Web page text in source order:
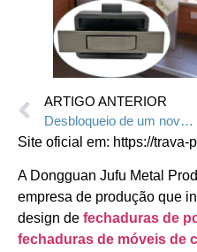
ARTIGO ANTERIOR
Desbloqueio de um novo nível de segurança: a trava de painel de três pontos para sistemas elétricos
Site oficial em: https://trava-
A Dongguan Jufu Metal
empresa de produção que
design de fechaduras de
fechaduras de móveis de